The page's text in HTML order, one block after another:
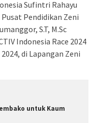
Sufintri Rahayu
Pendidikan Zeni
S.T, M.Sc
Indonesia Race 2024
di Lapangan Zeni
untuk Kaum